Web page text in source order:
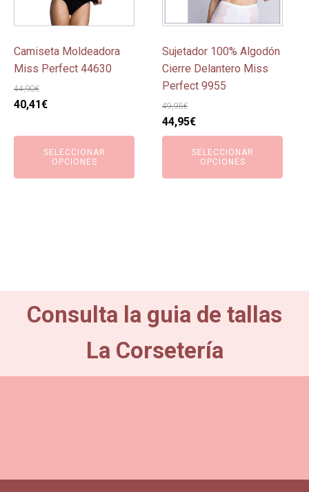
Camiseta Moldeadora
Miss Perfect 44630
44,90€
El
original
40,41€El
actual
es:
SELECCIONAR
OPCIONES
opciones
pueden
elegir
en
la
de
producto
Sujetador 100% Algodón
Cierre Delantero Miss
Perfect 9955
49,95€
El
precio
original
44,95€El
precio
actual
SELECCIONAR
OPCIONES
pueden
elegir
en
la
página
de
producto
Consulta la guia de tallas
La Corsetería